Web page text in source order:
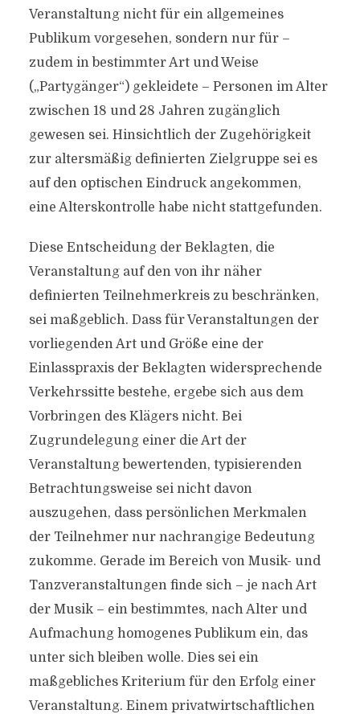
Veranstaltung nicht für ein allgemeines
Publikum vorgesehen, sondern nur für –
zudem in bestimmter Art und Weise
(„Partygänger“) gekleidete – Personen im Alter
zwischen 18 und 28 Jahren zugänglich
gewesen sei. Hinsichtlich der Zugehörigkeit
zur altersmäßig definierten Zielgruppe sei es
auf den optischen Eindruck angekommen,
eine Alterskontrolle habe nicht stattgefunden.
Diese Entscheidung der Beklagten, die
Veranstaltung auf den von ihr näher
definierten Teilnehmerkreis zu beschränken,
sei maßgeblich. Dass für Veranstaltungen der
vorliegenden Art und Größe eine der
Einlasspraxis der Beklagten widersprechende
Verkehrssitte bestehe, ergebe sich aus dem
Vorbringen des Klägers nicht. Bei
Zugrundelegung einer die Art der
Veranstaltung bewertenden, typisierenden
Betrachtungsweise sei nicht davon
auszugehen, dass persönlichen Merkmalen
der Teilnehmer nur nachrangige Bedeutung
zukomme. Gerade im Bereich von Musik- und
Tanzveranstaltungen finde sich – je nach Art
der Musik – ein bestimmtes, nach Alter und
Aufmachung homogenes Publikum ein, das
unter sich bleiben wolle. Dies sei ein
maßgebliches Kriterium für den Erfolg einer
Veranstaltung. Einem privatwirtschaftlichen